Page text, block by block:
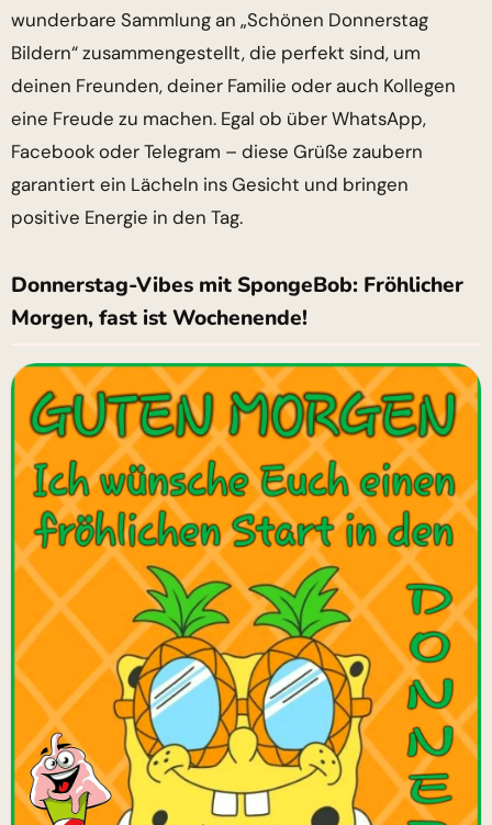
wunderbare Sammlung an „Schönen Donnerstag
Bildern“ zusammengestellt, die perfekt sind, um
deinen Freunden, deiner Familie oder auch Kollegen
eine Freude zu machen. Egal ob über WhatsApp,
Facebook oder Telegram – diese Grüße zaubern
garantiert ein Lächeln ins Gesicht und bringen
positive Energie in den Tag.
Donnerstag-Vibes mit SpongeBob: Fröhlicher
Morgen, fast ist Wochenende!